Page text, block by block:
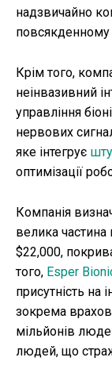
надзвичайно
повсякденному
Крім того,
неінвазивний
управління
нервових
яке інтегрує
оптимізації
Компанія
велика
$22,000,
того, Esper
присутність
зокрема
мільйонів
людей, що